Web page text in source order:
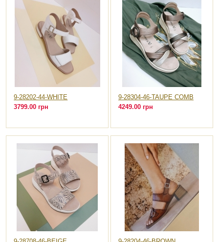
9-28202-44-WHITE
3799.00 грн
9-28304-46-TAUPE COMB
4249.00 грн